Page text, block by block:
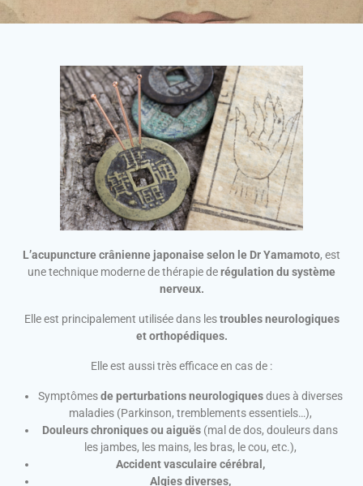
L’acupuncture crânienne japonaise selon le Dr Yamamoto, est
une technique moderne de thérapie derégulation du système
nerveux.
Elle est principalement utilisée dans lestroubles neurologiques
et orthopédiques.
Elle est aussi très efficace en cas de :
Symptômesde perturbations neurologiquesdues à diverses
maladies (Parkinson, tremblements essentiels…),
Douleurs chroniques ou aiguës (mal de dos, douleurs dans
les jambes, les mains, les bras, le cou, etc.),
Accident vasculaire cérébral,
Algies diverses,